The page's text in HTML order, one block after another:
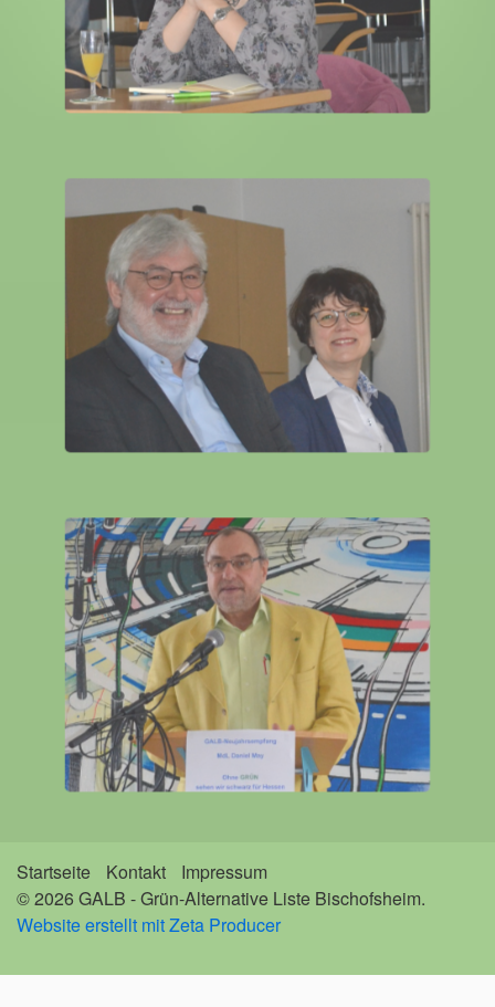
Startseite Kontakt
Impressum
© 2026 GALB - Grün-Alternative Liste Bischofsheim.
Website erstellt mit Zeta Producer